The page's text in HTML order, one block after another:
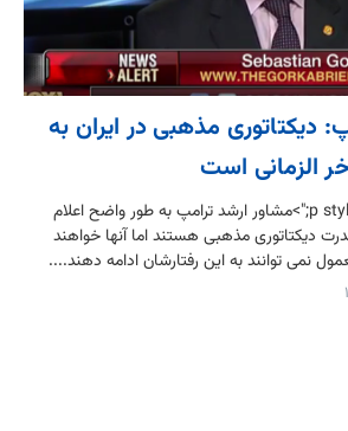
دیکتاتوری مذهبی در ایران به
الزمانی است
<p style="text-align: justify;">مشاور ارشد ترامپ به طور واضح اعلام
دیکتاتوری مذهبی هستند اما آنها خواهند
نمی توانند به این رفتارشان ادامه دهند....